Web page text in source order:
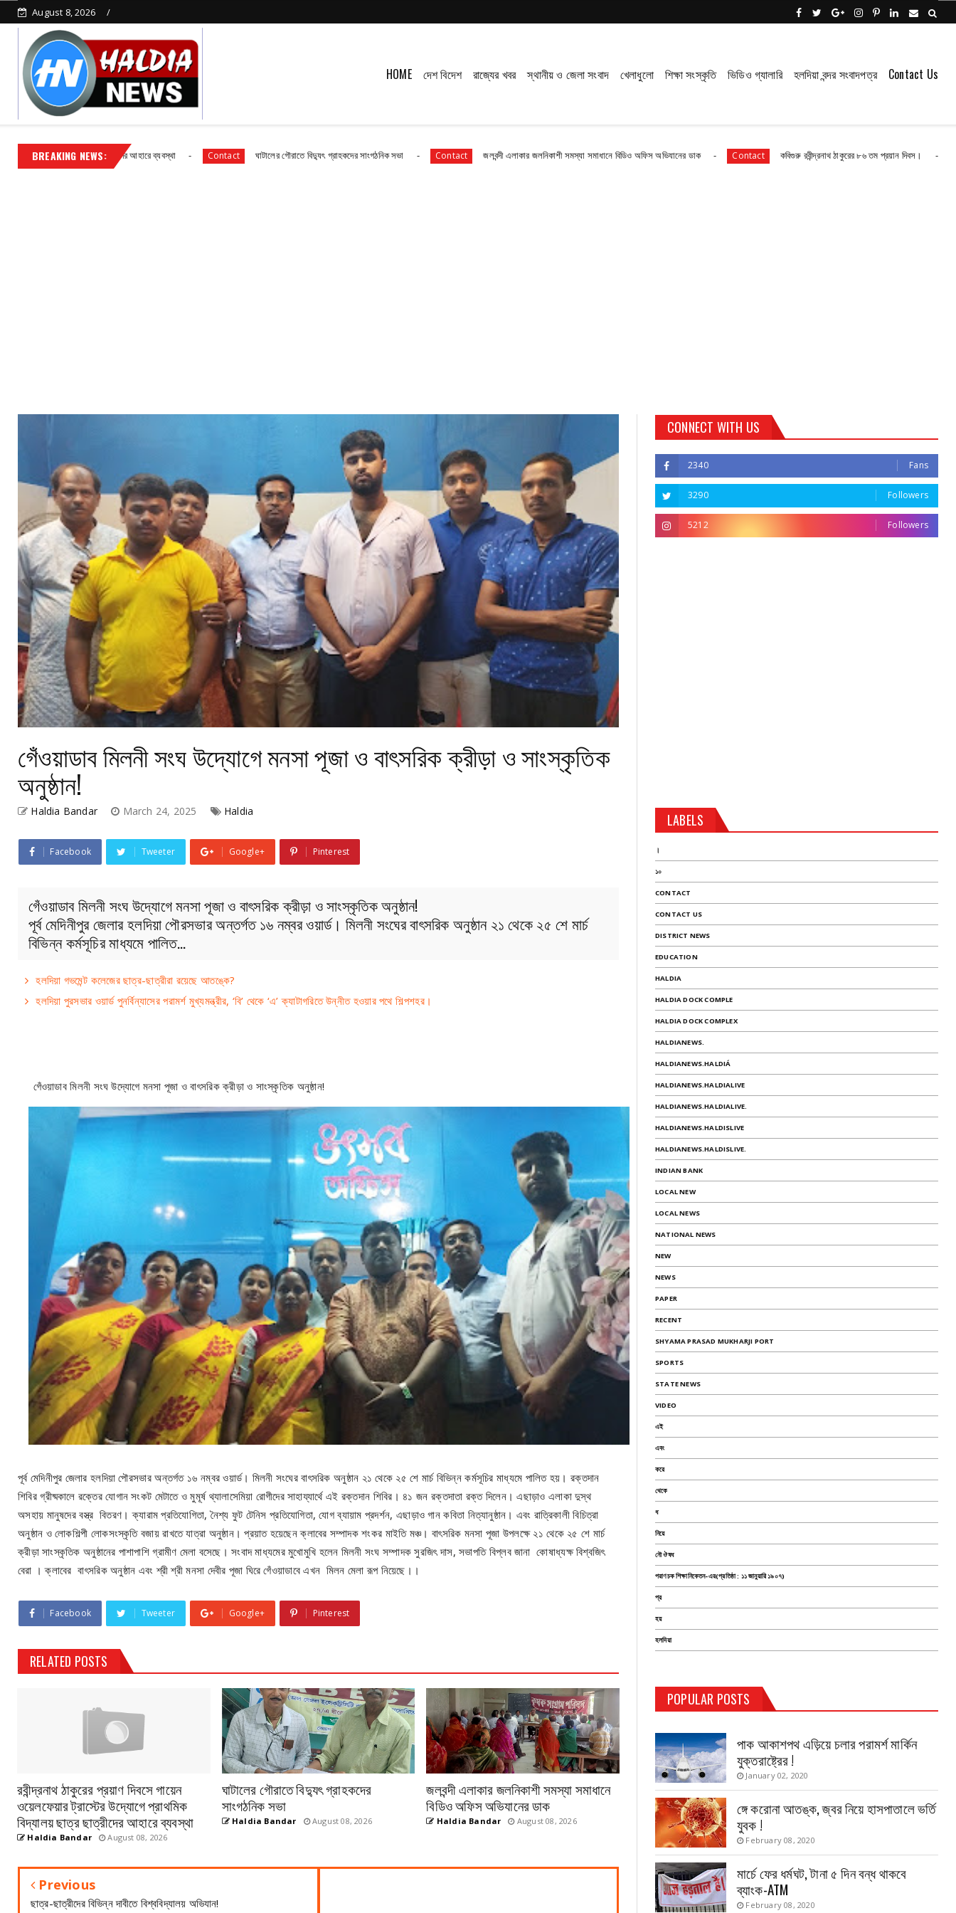
August 8, 2026
HOME দেশ বিদেশ রাজ্যের খবর স্থানীয় ও জেলা সংবাদ খেলাধুলো শিক্ষা সংস্কৃতি ভিডিও গ্যালারি হলদিয়া বন্দর সংবাদপত্র Contact Us
BREAKING NEWS:
ছাত্র ছাত্রীদের আহারে ব্যবস্থা Contact ঘাটালের গৌরাতে বিদ্যুৎ গ্রাহকদের সাংগঠনিক সভা Contact জলবন্দী এলাকার জলনিকাশী সমস্যা সমাধানে বিডিও অফিস অভিযানের ডাক Contact কবিগুরু রবীন্দ্রনাথ ঠাকুরের ৮৬ তম প্রয়ান দিবস। Contact
গেঁওয়াডাব মিলনী সংঘ উদ্যোগে মনসা পূজা ও বাৎসরিক ক্রীড়া ও সাংস্কৃতিক
অনুষ্ঠান!
Haldia Bandar March 24, 2025 Haldia
Facebook Tweeter Google+ Pinterest
গেঁওয়াডাব মিলনী সংঘ উদ্যোগে মনসা পূজা ও বাৎসরিক ক্রীড়া ও সাংস্কৃতিক অনুষ্ঠান!
পূর্ব মেদিনীপুর জেলার হলদিয়া পৌরসভার অন্তর্গত ১৬ নম্বর ওয়ার্ড। মিলনী সংঘের বাৎসরিক অনুষ্ঠান ২১ থেকে ২৫ শে মার্চ
বিভিন্ন কর্মসূচির মাধ্যমে পালিত…
হলদিয়া গভমেন্ট কলেজের ছাত্র-ছাত্রীরা রয়েছে আতঙ্কে?
হলদিয়া পুরসভার ওয়ার্ড পুনর্বিন্যাসের পরামর্শ মুখ্যমন্ত্রীর, ‘বি’ থেকে ‘এ’ ক্যাটাগরিতে উন্নীত হওয়ার পথে শিল্পশহর।
গেঁওয়াডাব মিলনী সংঘ উদ্যোগে মনসা পূজা ও বাৎসরিক ক্রীড়া ও সাংস্কৃতিক অনুষ্ঠান!
পূর্ব মেদিনীপুর জেলার হলদিয়া পৌরসভার অন্তর্গত ১৬ নম্বর ওয়ার্ড। মিলনী সংঘের বাৎসরিক অনুষ্ঠান ২১ থেকে ২৫ শে মার্চ বিভিন্ন কর্মসূচির মাধ্যমে পালিত হয়। রক্তদান
শিবির গ্রীষ্মকালে রক্তের যোগান সংকট মেটাতে ও মুমূর্ষ থ্যালাসেমিয়া রোগীদের সাহায্যার্থে এই রক্তদান শিবির। ৪১ জন রক্তদাতা রক্ত দিলেন। এছাড়াও এলাকা দুস্থ
অসহায় মানুষদের বস্ত্র বিতরণ। ক্যারাম প্রতিযোগিতা, নৈশ্য ফুট টেনিস প্রতিযোগিতা, যোগ ব্যায়াম প্রদর্শন, এছাড়াও গান কবিতা নিত্যানুষ্ঠান। এবং রাত্রিকালী বিচিত্রা
অনুষ্ঠান ও লোকশিল্পী লোকসংস্কৃতি বজায় রাখতে যাত্রা অনুষ্ঠান। প্রয়াত হয়েছেন ক্লাবের সম্পাদক শংকর মাইতি মঞ্চ। বাৎসরিক মনসা পূজা উপলক্ষে ২১ থেকে ২৫ শে মার্চ
ক্রীড়া সাংস্কৃতিক অনুষ্ঠানের পাশাপাশি গ্রামীণ মেলা বসেছে। সংবাদ মাধ্যমের মুখোমুখি হলেন মিলনী সংঘ সম্পাদক সুরজিৎ দাস, সভাপতি বিপ্লব জানা কোষাধ্যক্ষ বিশ্বজিৎ
বেরা । ক্লাবের বাৎসরিক অনুষ্ঠান এবং শ্রী শ্রী মনসা দেবীর পূজা ঘিরে গেঁওয়াডাবে এখন মিলন মেলা রূপ নিয়েছে।।
Facebook Tweeter Google+ Pinterest
RELATED POSTS
রবীন্দ্রনাথ ঠাকুরের প্রয়াণ দিবসে গায়েন
ওয়েলফেয়ার ট্রাস্টের উদ্যোগে প্রাথমিক
বিদ্যালয় ছাত্র ছাত্রীদের আহারে ব্যবস্থা
Haldia Bandar August 08, 2026
ঘাটালের গৌরাতে বিদ্যুৎ গ্রাহকদের
সাংগঠনিক সভা
Haldia Bandar August 08, 2026
জলবন্দী এলাকার জলনিকাশী সমস্যা সমাধানে
বিডিও অফিস অভিযানের ডাক
Haldia Bandar August 08, 2026
Previous
ছাত্র-ছাত্রীদের বিভিন্ন দাবীতে বিশ্ববিদ্যালয় অভিযান!
CONNECT WITH US
2340 Fans
3290 Followers
5212 Followers
LABELS
।
১০
CONTACT
CONTACT US
DISTRICT NEWS
EDUCATION
HALDIA
HALDIA DOCK COMPLE
HALDIA DOCK COMPLEX
HALDIANEWS.
HALDIANEWS.HALDIÁ
HALDIANEWS.HALDIALIVE
HALDIANEWS.HALDIALIVE.
HALDIANEWS.HALDISLIVE
HALDIANEWS.HALDISLIVE.
INDIAN BANK
LOCAL NEW
LOCAL NEWS
NATIONAL NEWS
NEW
NEWS
PAPER
RECENT
SHYAMA PRASAD MUKHARJI PORT
SPORTS
STATE NEWS
VIDEO
এই
এবং
করে
থেকে
ধ
নিয়ে
নৌ ঔষধ
পরাণচক শিক্ষানিকেতন-এর(প্রতিষ্ঠা : ১১ জানুয়ারি ১৯০৭)
প্র
হয়
হলদিয়া
POPULAR POSTS
TEST PAGE
August 14, 2019
পাক আকাশপথ এড়িয়ে চলার পরামর্শ মার্কিন
যুক্তরাষ্ট্রের !
January 02, 2020
ঙ্গে করোনা আতঙ্ক, জ্বর নিয়ে হাসপাতালে ভর্তি
যুবক !
February 08, 2020
মার্চে ফের ধর্মঘট, টানা ৫ দিন বন্ধ থাকবে
ব্যাংক-ATM
February 08, 2020